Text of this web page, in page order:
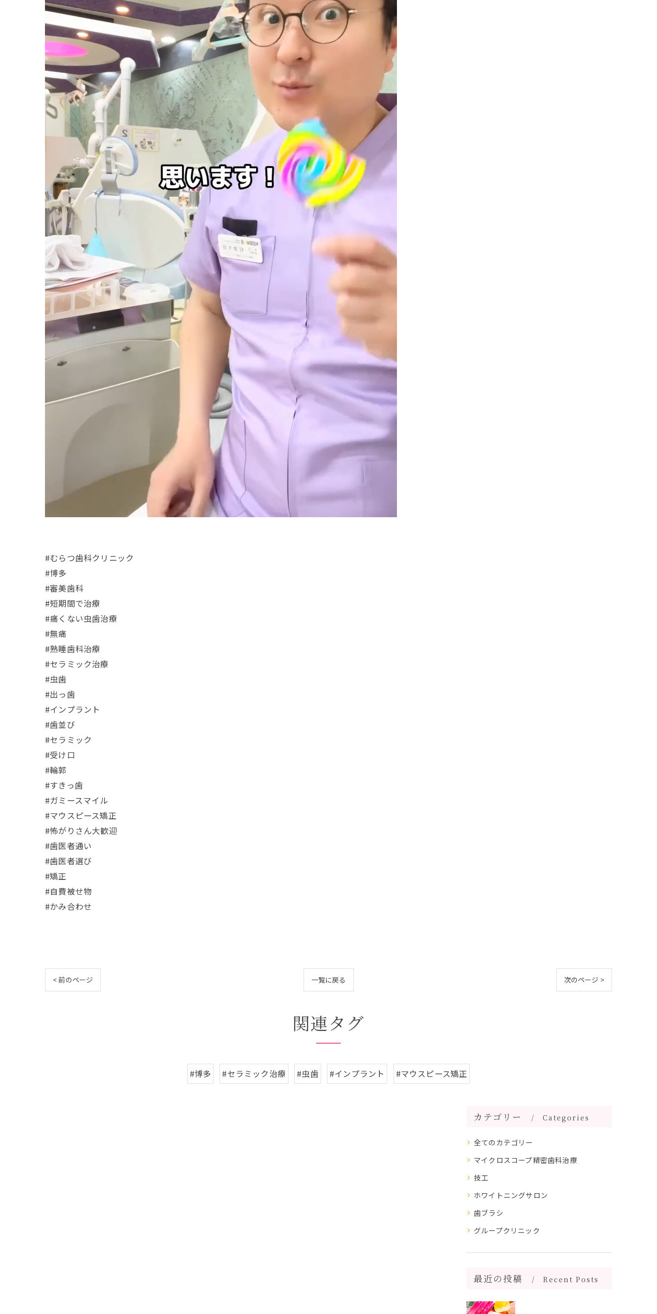
#むらつ歯科クリニック
#博多
#審美歯科
#短期間で治療
#痛くない虫歯治療
#無痛
#熟睡歯科治療
#セラミック治療
#虫歯
#出っ歯
#インプラント
#歯並び
#セラミック
#受け口
#輪郭
#すきっ歯
#ガミースマイル
#マウスピース矯正
#怖がりさん大歓迎
#歯医者通い
#歯医者選び
#矯正
#自費被せ物
#かみ合わせ
< 前のページ 一覧に戻る 次のページ >
関連タグ
#博多 #セラミック治療 #虫歯 #インプラント #マウスピース矯正
カテゴリー Categories
全てのカテゴリー
マイクロスコープ精密歯科治療
技工
ホワイトニングサロン
歯ブラシ
グループクリニック
最近の投稿 Recent Posts